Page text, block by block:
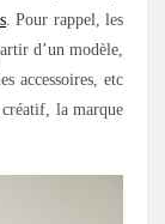
. Pour rappel, les
d’un modèle,
accessoires, etc
la marque